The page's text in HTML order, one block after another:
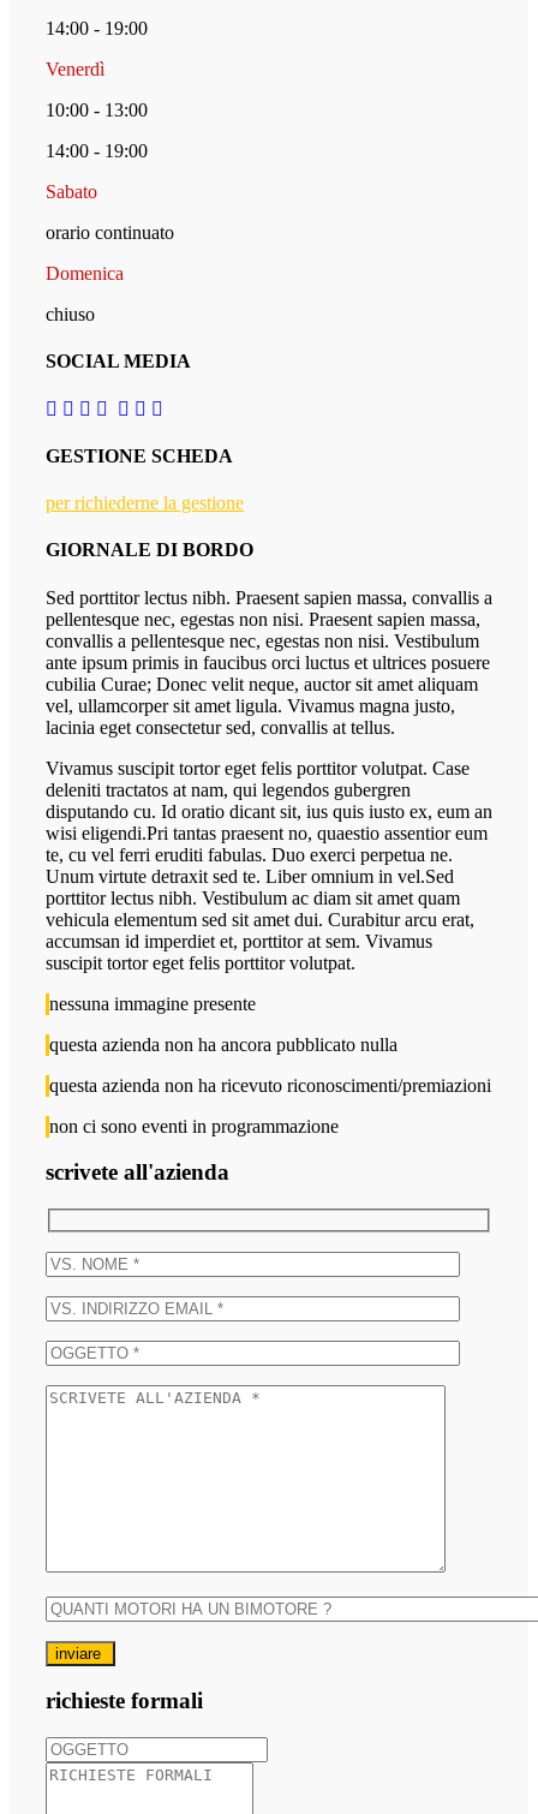
14:00 - 19:00
Venerdì
10:00 - 13:00
14:00 - 19:00
Sabato
orario continuato
Domenica
chiuso
SOCIAL MEDIA
GESTIONE SCHEDA
per richiederne la gestione
GIORNALE DI BORDO
Sed porttitor lectus nibh. Praesent sapien massa, convallis a
pellentesque nec, egestas non nisi. Praesent sapien massa,
convallis a pellentesque nec, egestas non nisi. Vestibulum
ante ipsum primis in faucibus orci luctus et ultrices posuere
cubilia Curae; Donec velit neque, auctor sit amet aliquam
vel, ullamcorper sit amet ligula. Vivamus magna justo,
lacinia eget consectetur sed, convallis at tellus.
Vivamus suscipit tortor eget felis porttitor volutpat. Case
deleniti tractatos at nam, qui legendos gubergren
disputando cu. Id oratio dicant sit, ius quis iusto ex, eum an
wisi eligendi.Pri tantas praesent no, quaestio assentior eum
te, cu vel ferri eruditi fabulas. Duo exerci perpetua ne.
Unum virtute detraxit sed te. Liber omnium in vel.Sed
porttitor lectus nibh. Vestibulum ac diam sit amet quam
vehicula elementum sed sit amet dui. Curabitur arcu erat,
accumsan id imperdiet et, porttitor at sem. Vivamus
suscipit tortor eget felis porttitor volutpat.
nessuna immagine presente
questa azienda non ha ancora pubblicato nulla
questa azienda non ha ricevuto riconoscimenti/premiazioni
non ci sono eventi in programmazione
scrivete all'azienda
inviare
richieste formali